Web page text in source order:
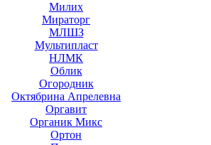
Милих
Мираторг
МЛШЗ
Мультипласт
НЛМК
Облик
Огородник
Октябрина Апрелевна
Оргавит
Органик Микс
Ортон